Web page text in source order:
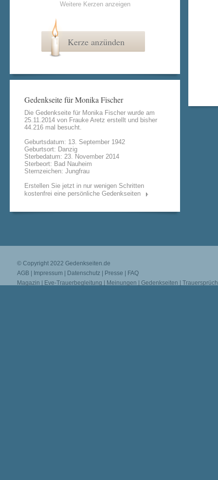
Weitere Kerzen anzeigen
Kerze anzünden
Gedenkseite für Monika Fischer
Die Gedenkseite für Monika Fischer wurde am
25.11.2014 von Frauke Aretz erstellt und bisher
44.216 mal besucht.
Geburtsdatum: 13. September 1942
Geburtsort: Danzig
Sterbedatum: 23. November 2014
Sterbeort: Bad Nauheim
Sternzeichen: Jungfrau
Erstellen Sie jetzt in nur wenigen Schritten
kostenfrei eine persönliche Gedenkseiten
© Copyright 2022 Gedenkseiten.de
AGB
Impressum Datenschutz Presse
FAQ
Magazin
Eve-Trauerbegleitung Meinungen Gedenkseiten